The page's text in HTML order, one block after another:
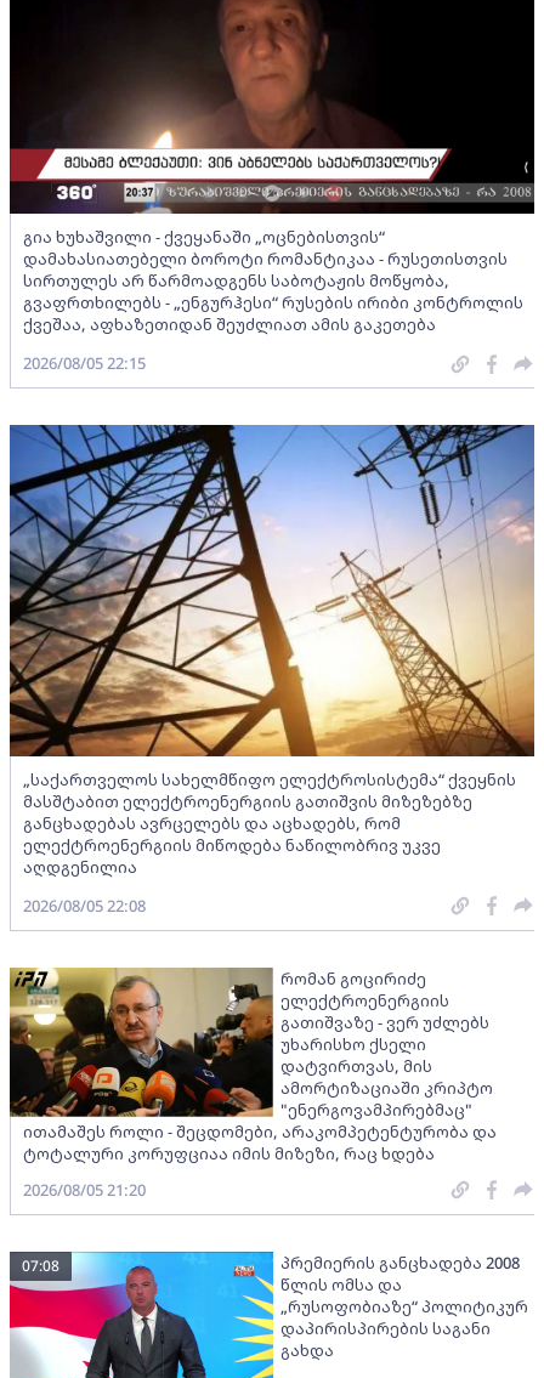
გია ხუხაშვილი - ქვეყანაში „ოცნებისთვის“
დამახასიათებელი ბოროტი რომანტიკაა - რუსეთისთვის
სირთულეს არ წარმოადგენს საბოტაჟის მოწყობა,
გვაფრთხილებს - „ენგურჰესი“ რუსების ირიბი კონტროლის
ქვეშაა, აფხაზეთიდან შეუძლიათ ამის გაკეთება
2026/08/05 22:15
„საქართველოს სახელმწიფო ელექტროსისტემა“ ქვეყნის
მასშტაბით ელექტროენერგიის გათიშვის მიზეზებზე
განცხადებას ავრცელებს და აცხადებს, რომ
ელექტროენერგიის მიწოდება ნაწილობრივ უკვე
აღდგენილია
2026/08/05 22:08
რომან გოცირიძე
ელექტროენერგიის
გათიშვაზე - ვერ უძლებს
უხარისხო ქსელი
დატვირთვას, მის
ამორტიზაციაში კრიპტო
"ენერგოვამპირებმაც"
ითამაშეს როლი - შეცდომები, არაკომპეტენტურობა და
ტოტალური კორუფციაა იმის მიზეზი, რაც ხდება
2026/08/05 21:20
პრემიერის განცხადება 2008
წლის ომსა და
„რუსოფობიაზე“ პოლიტიკურ
დაპირისპირების საგანი
გახდა
07:08